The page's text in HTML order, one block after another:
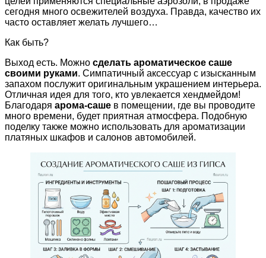
сегодня много освежителей воздуха. Правда, качество их
часто оставляет желать лучшего…
Как быть?
Выход есть. Можно сделать ароматическое саше
своими руками. Симпатичный аксессуар с изысканным
запахом послужит оригинальным украшением интерьера.
Отличная идея для того, кто увлекается хендмейдом!
Благодаря арома-саше в помещении, где вы проводите
много времени, будет приятная атмосфера. Подобную
поделку также можно использовать для ароматизации
платяных шкафов и салонов автомобилей.